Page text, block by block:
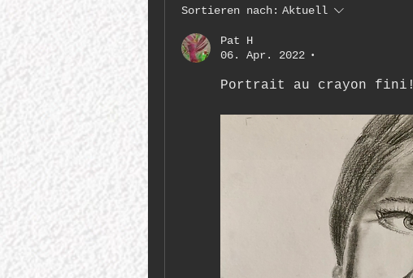
Sortieren nach: Aktuell
Pat H
06. Apr. 2022
•
Portrait au crayon fini!